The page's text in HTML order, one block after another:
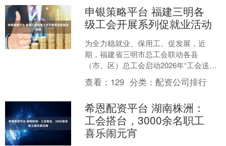
申银策略平台 福建三明各
级工会开展系列促就业活动
为全力稳就业、保用工、促发展，近
期，福建省三明市总工会联动各县
（市、区）总工会启动2026年“工会送岗·
乐业三明”系列活动。以“送岗位、送政
策、送服务、送温暖”....
查看： 129 分类：配资公司排行
希恩配资平台 湖南株洲：
工会搭台，3000余名职工
喜乐闹元宵